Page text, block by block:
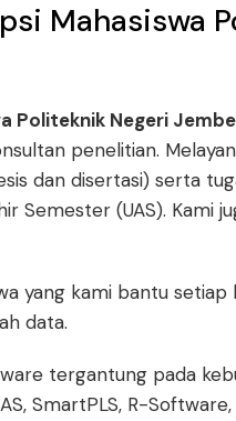
Mahasiswa
Politeknik Negeri
penelitian.
dan disertasi) serta
Semester (UAS). Kami
yang kami bantu setiap
data.
tergantung pada
SmartPLS, R-